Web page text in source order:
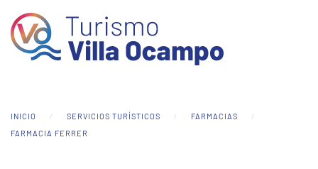
Skip to main content
INICIO SERVICIOS TURÍSTICOS
FARMACIAS
FARMACIA FERRER